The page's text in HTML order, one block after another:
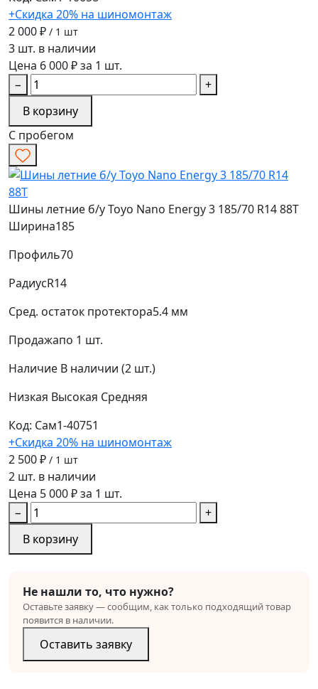
+Скидка 20% на шиномонтаж
2 000 ₽ / 1 шт
3 шт. в наличии
Цена 6 000 ₽ за 1 шт.
−
+
В корзину
С пробегом
Шины летние б/у Toyo Nano Energy 3 185/70 R14 88T
Ширина185
Профиль70
РадиусR14
Сред. остаток протектора5.4 мм
Продажапо 1 шт.
Наличие В наличии (2 шт.)
Низкая Высокая Средняя
Код: Сам1-40751
+Скидка 20% на шиномонтаж
2 500 ₽ / 1 шт
2 шт. в наличии
Цена 5 000 ₽ за 1 шт.
−
+
В корзину
Не нашли то, что нужно?
Оставьте заявку — сообщим, как только подходящий товар
появится в наличии.
Оставить заявку